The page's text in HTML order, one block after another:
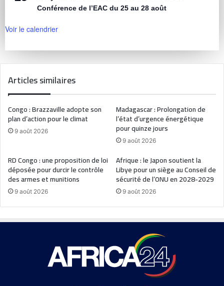
Conférence de l’EAC du 25 au 28 août
Voir le calendrier
Articles similaires
Congo : Brazzaville adopte son
plan d’action pour le climat
9 août 2026
Madagascar : Prolongation de
l’état d’urgence énergétique
pour quinze jours
9 août 2026
RD Congo : une proposition de loi
déposée pour durcir le contrôle
des armes et munitions
9 août 2026
Afrique : le Japon soutient la
Libye pour un siège au Conseil de
sécurité de l’ONU en 2028-2029
9 août 2026